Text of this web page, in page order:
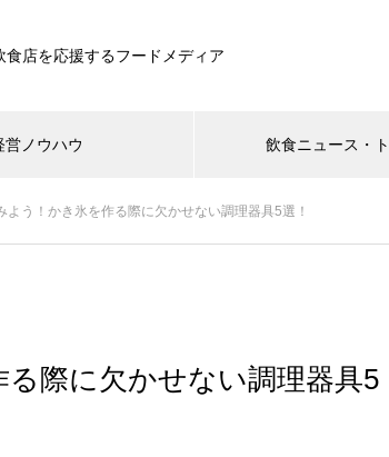
食店を応援するフードメディア
営ノウハウ 飲食ニュース・
よう！かき氷を作る際に欠かせない調理器具5選！
際に欠かせない調理器具5